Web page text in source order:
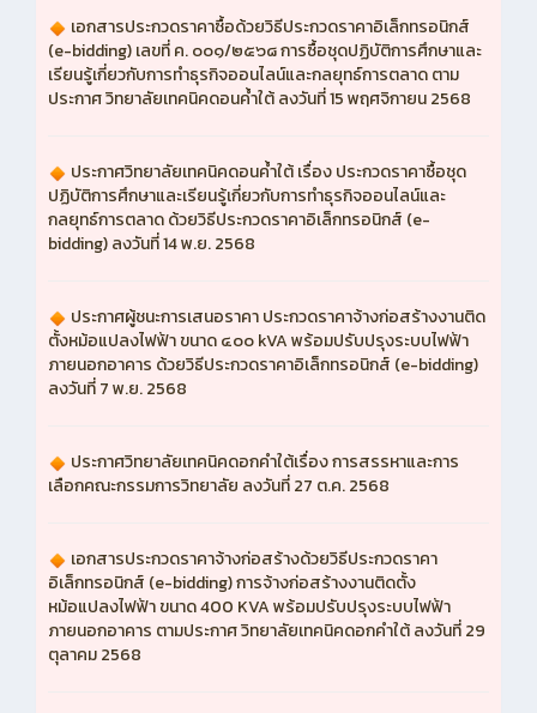
เอกสารประกวดราคาซื้อด้วยวิธีประกวดราคาอิเล็กทรอนิกส์
(e-bidding) เลขที่ ค. ๐๐๑/๒๕๖๘ การซื้อชุดปฏิบัติการศึกษาและ
เรียนรู้เกี่ยวกับการทำธุรกิจออนไลน์และกลยุทธ์การตลาด ตาม
ประกาศ วิทยาลัยเทคนิคดอนค้ำใต้ ลงวันที่ 15 พฤศจิกายน 2568
ประกาศวิทยาลัยเทคนิคดอนค้ำใต้ เรื่อง ประกวดราคาซื้อชุด
ปฏิบัติการศึกษาและเรียนรู้เกี่ยวกับการทำธุรกิจออนไลน์และ
กลยุทธ์การตลาด ด้วยวิธีประกวดราคาอิเล็กทรอนิกส์ (e-
bidding) ลงวันที่ 14 พ.ย. 2568
ประกาศผู้ชนะการเสนอราคา ประกวดราคาจ้างก่อสร้างงานติด
ตั้งหม้อแปลงไฟฟ้า ขนาด ๔๐๐ kVA พร้อมปรับปรุงระบบไฟฟ้า
ภายนอกอาคาร ด้วยวิธีประกวดราคาอิเล็กทรอนิกส์ (e-bidding)
ลงวันที่ 7 พ.ย. 2568
ประกาศวิทยาลัยเทคนิคดอกคำใต้เรื่อง การสรรหาและการ
เลือกคณะกรรมการวิทยาลัย ลงวันที่ 27 ต.ค. 2568
เอกสารประกวดราคาจ้างก่อสร้างด้วยวิธีประกวดราคา
อิเล็กทรอนิกส์ (e-bidding) การจ้างก่อสร้างงานติดตั้ง
หม้อแปลงไฟฟ้า ขนาด 400 KVA พร้อมปรับปรุงระบบไฟฟ้า
ภายนอกอาคาร ตามประกาศ วิทยาลัยเทคนิคดอกคำใต้ ลงวันที่ 29
ตุลาคม 2568